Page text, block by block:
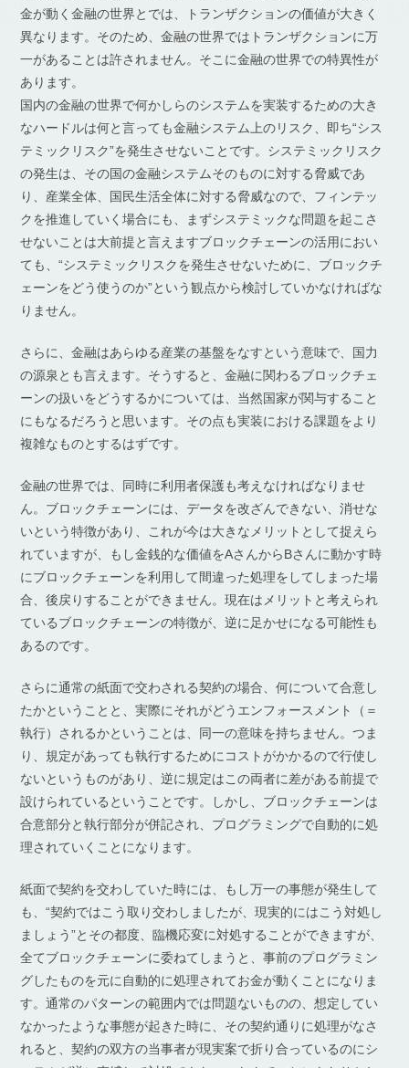
金が動く金融の世界とでは、トランザクションの価値が大きく
異なります。そのため、金融の世界ではトランザクションに万
一があることは許されません。そこに金融の世界での特異性が
あります。
国内の金融の世界で何かしらのシステムを実装するための大き
なハードルは何と言っても金融システム上のリスク、即ち“シス
テミックリスク”を発生させないことです。システミックリスク
の発生は、その国の金融システムそのものに対する脅威であ
り、産業全体、国民生活全体に対する脅威なので、フィンテッ
クを推進していく場合にも、まずシステミックな問題を起こさ
せないことは大前提と言えますブロックチェーンの活用におい
ても、“システミックリスクを発生させないために、ブロックチ
ェーンをどう使うのか”という観点から検討していかなければな
りません。
さらに、金融はあらゆる産業の基盤をなすという意味で、国力
の源泉とも言えます。そうすると、金融に関わるブロックチェ
ーンの扱いをどうするかについては、当然国家が関与すること
にもなるだろうと思います。その点も実装における課題をより
複雑なものとするはずです。
金融の世界では、同時に利用者保護も考えなければなりませ
ん。ブロックチェーンには、データを改ざんできない、消せな
いという特徴があり、これが今は大きなメリットとして捉えら
れていますが、もし金銭的な価値をAさんからBさんに動かす時
にブロックチェーンを利用して間違った処理をしてしまった場
合、後戻りすることができません。現在はメリットと考えられ
ているブロックチェーンの特徴が、逆に足かせになる可能性も
あるのです。
さらに通常の紙面で交わされる契約の場合、何について合意し
たかということと、実際にそれがどうエンフォースメント（＝
執行）されるかということは、同一の意味を持ちません。つま
り、規定があっても執行するためにコストがかかるので行使し
ないというものがあり、逆に規定はこの両者に差がある前提で
設けられているということです。しかし、ブロックチェーンは
合意部分と執行部分が併記され、プログラミングで自動的に処
理されていくことになります。
紙面で契約を交わしていた時には、もし万一の事態が発生して
も、“契約ではこう取り交わしましたが、現実的にはこう対処し
ましょう”とその都度、臨機応変に対処することができますが、
全てブロックチェーンに委ねてしまうと、事前のプログラミン
グしたものを元に自動的に処理されてお金が動くことになりま
す。通常のパターンの範囲内では問題ないものの、想定してい
なかったような事態が起きた時に、その契約通りに処理がなさ
れると、契約の双方の当事者が現実案で折り合っているのにシ